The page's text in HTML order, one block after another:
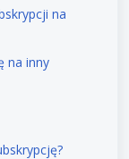
na
na inny